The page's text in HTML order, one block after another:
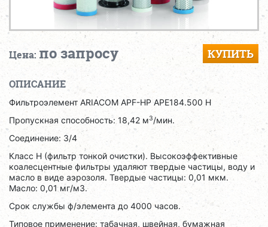
Цена: по запросу КУПИТЬ
ОПИСАНИЕ
Фильтроэлемент ARIACOM APF-HP APE184.500 H
Пропускная способность: 18,42 м3/мин.
Соединение: 3/4
Класс H (фильтр тонкой очистки). Высокоэффективные
коалесцентные фильтры удаляют твердые частицы, воду и
масло в виде аэрозоля. Твердые частицы: 0,01 мкм.
Масло: 0,01 мг/м3.
Срок службы ф/элемента до 4000 часов.
Типовое применение: табачная, швейная, бумажная